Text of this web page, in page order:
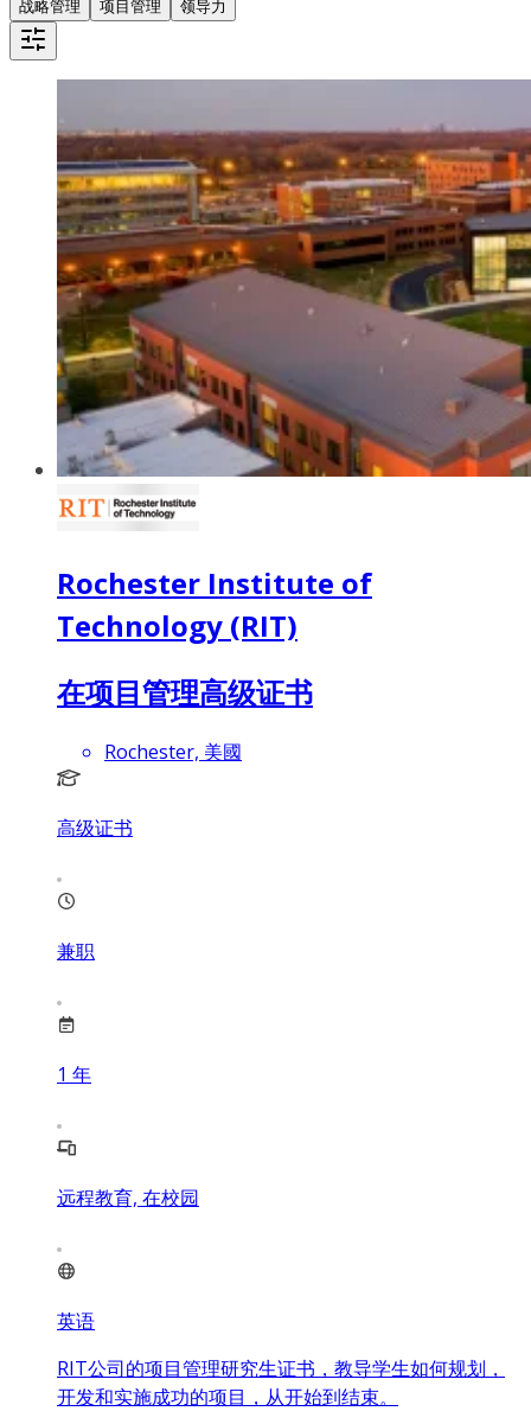
战略管理 项目管理 领导力
Rochester Institute of
Technology (RIT)
在项目管理高级证书
Rochester, 美國
高级证书
兼职
1 年
远程教育, 在校园
英语
RIT公司的项目管理研究生证书，教导学生如何规划，
开发和实施成功的项目，从开始到结束。